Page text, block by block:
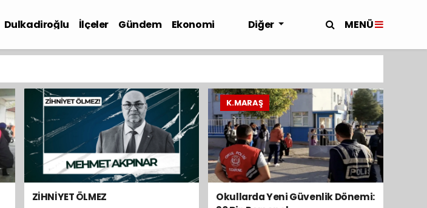
Dulkadiroğlu İlçeler Gündem
Ekonomi
Diğer MENÜ
ZİHNİYET ÖLMEZ
K.MARAŞ
Okullarda Yeni Güvenlik Dönemi: